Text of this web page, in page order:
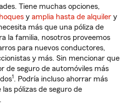
Tiene muchas opciones,
y amplia hasta de alquiler y
más que una póliza de
la familia, nosotros proveemos
para nuevos conductores,
y más. Sin mencionar que
de seguro de automóviles más
1 . Podría incluso ahorrar más
pólizas de seguro de